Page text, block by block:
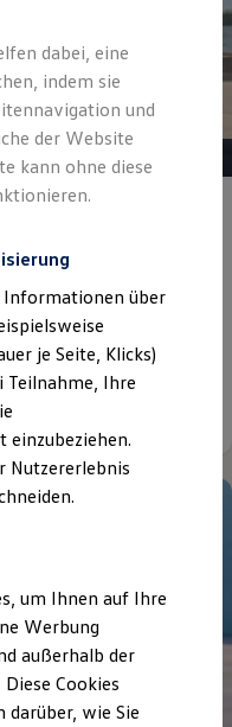
Volkswagen
€ Sonderzahlung | 48
10.000 km
dabei, eine
indem sie
und
der Website
kann ohne diese
Informationen über
je Seite, Klicks)
Teilnahme, Ihre
Nutzererlebnis
um Ihnen auf Ihre
Werbung
außerhalb der
Cookies
wie Sie